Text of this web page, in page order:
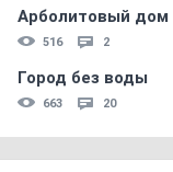
Арболитовый дом
516 2
Город без воды
663 20